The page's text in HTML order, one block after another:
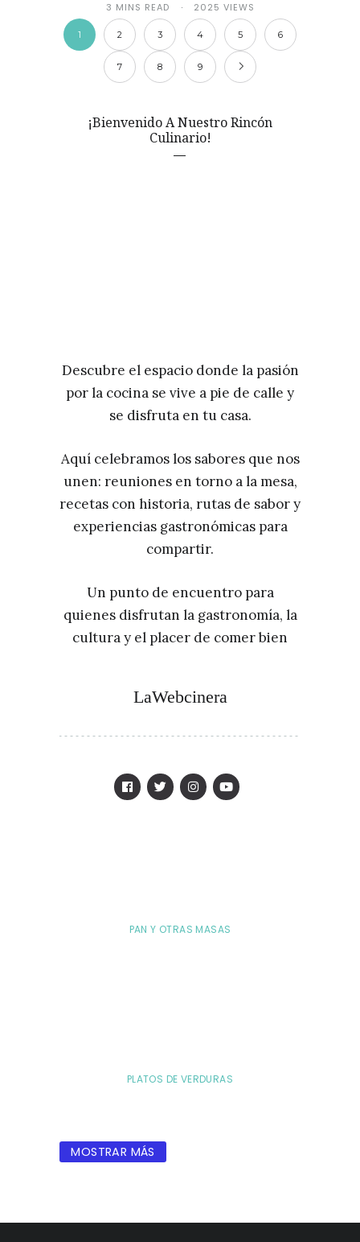
3 MINS READ 2025 VIEWS
1 2 3 4 5 6
7 8 9
¡Bienvenido A Nuestro Rincón
Culinario!
Descubre el espacio donde la pasión
por la cocina se vive a pie de calle y
se disfruta en tu casa.
Aquí celebramos los sabores que nos
unen: reuniones en torno a la mesa,
recetas con historia, rutas de sabor y
experiencias gastronómicas para
compartir.
Un punto de encuentro para
quienes disfrutan la gastronomía, la
cultura y el placer de comer bien
LaWebcinera
PAN Y OTRAS MASAS
PLATOS DE VERDURAS
MOSTRAR MÁS